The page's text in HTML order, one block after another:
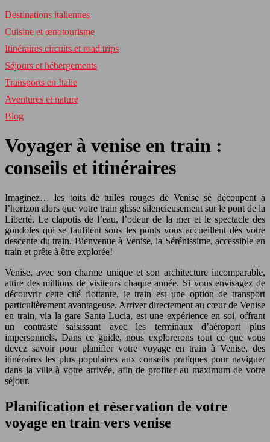
Destinations italiennes
Cuisine et œnotourisme
Itinéraires circuits et road trips
Séjours et hébergements
Transports en Italie
Aventures et nature
Blog
Voyager à venise en train :
conseils et itinéraires
Imaginez… les toits de tuiles rouges de Venise se découpent à
l’horizon alors que votre train glisse silencieusement sur le pont de la
Liberté. Le clapotis de l’eau, l’odeur de la mer et le spectacle des
gondoles qui se faufilent sous les ponts vous accueillent dès votre
descente du train. Bienvenue à Venise, la Sérénissime, accessible en
train et prête à être explorée!
Venise, avec son charme unique et son architecture incomparable,
attire des millions de visiteurs chaque année. Si vous envisagez de
découvrir cette cité flottante, le train est une option de transport
particulièrement avantageuse. Arriver directement au cœur de Venise
en train, via la gare Santa Lucia, est une expérience en soi, offrant
un contraste saisissant avec les terminaux d’aéroport plus
impersonnels. Dans ce guide, nous explorerons tout ce que vous
devez savoir pour planifier votre voyage en train à Venise, des
itinéraires les plus populaires aux conseils pratiques pour naviguer
dans la ville à votre arrivée, afin de profiter au maximum de votre
séjour.
Planification et réservation de votre
voyage en train vers venise